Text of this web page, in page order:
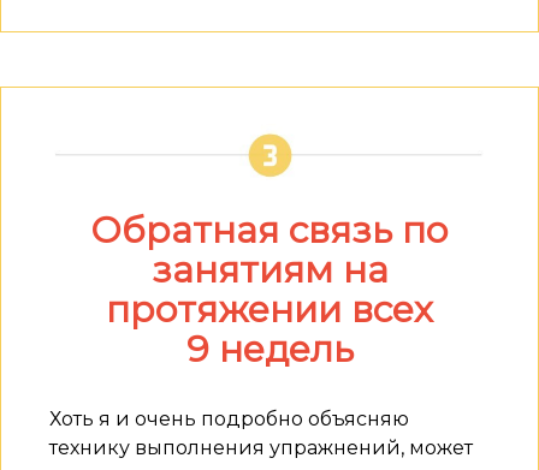
Обратная связь по
занятиям на
протяжении всех
9 недель
Хоть я и очень подробно объясняю
технику выполнения упражнений, может